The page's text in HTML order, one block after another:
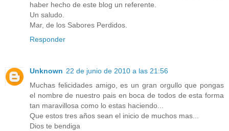
haber hecho de este blog un referente.
Un saludo.
Mar, de los Sabores Perdidos.
Responder
Unknown 22 de junio de 2010 a las 21:56
Muchas felicidades amigo, es un gran orgullo que pongas
el nombre de nuestro pais en boca de todos de esta forma
tan maravillosa como lo estas haciendo...
Que estos tres años sean el inicio de muchos mas...
Dios te bendiga